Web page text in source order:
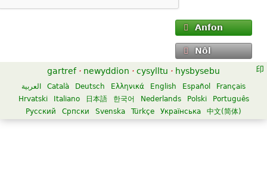
Anfon
Nôl
gartref · newyddion · cysylltu · hysbysebu
العربية Català Deutsch Ελληνικά English Español
Français
Hrvatski
Italiano 日本語 한국어 Nederlands Polski
Português
Русский
Српски Svenska Türkçe Українська 中文(简体)